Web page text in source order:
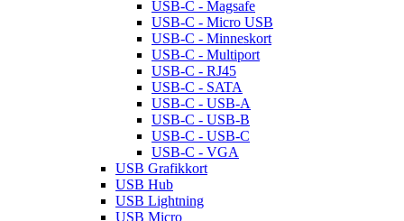
USB-C - Magsafe
USB-C - Micro USB
USB-C - Minneskort
USB-C - Multiport
USB-C - RJ45
USB-C - SATA
USB-C - USB-A
USB-C - USB-B
USB-C - USB-C
USB-C - VGA
USB Grafikkort
USB Hub
USB Lightning
USB Micro